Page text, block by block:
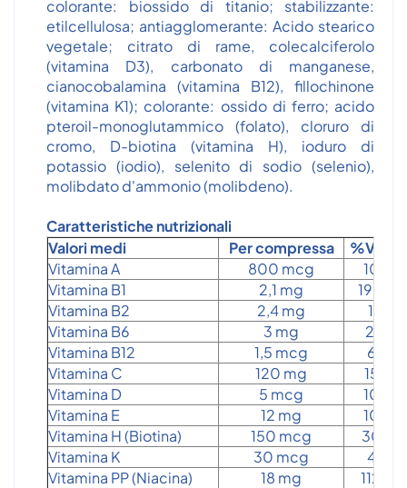
colorante: biossido di titanio; stabilizzante:
etilcellulosa; antiagglomerante: Acido stearico
vegetale; citrato di rame, colecalciferolo
(vitamina D3), carbonato di manganese,
cianocobalamina (vitamina B12), fillochinone
(vitamina K1); colorante: ossido di ferro; acido
pteroil-monoglutammico (folato), cloruro di
cromo, D-biotina (vitamina H), ioduro di
potassio (iodio), selenito di sodio (selenio),
molibdato d'ammonio (molibdeno).
Caratteristiche nutrizionali
Valori medi
Per compressa
%VNR*
Vitamina A
800 mcg
100
Vitamina B1
2,1 mg
190,9
Vitamina B2
2,4 mg
171
Vitamina B6
3 mg
214
Vitamina B12
1,5 mcg
60
Vitamina C
120 mg
150
Vitamina D
5 mcg
100
Vitamina E
12 mg
100
Vitamina H (Biotina)
150 mcg
300
Vitamina K
30 mcg
40
Vitamina PP (Niacina)
18 mg
112,5